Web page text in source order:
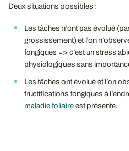
Deux situations possibles :
Les tâches n’ont pas évolué
grossissement) et l’on
fongiques => c’est un stress
physiologiques sans
Les tâches ont évolué et l’on
fructifications fongiques à
maladie foliaireest présente.